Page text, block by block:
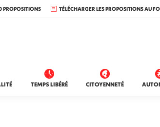
PROPOSITIONS TÉLÉCHARGER LES PROPOSITIONS AU
TEMPS LIBÉRÉ CITOYENNETÉ